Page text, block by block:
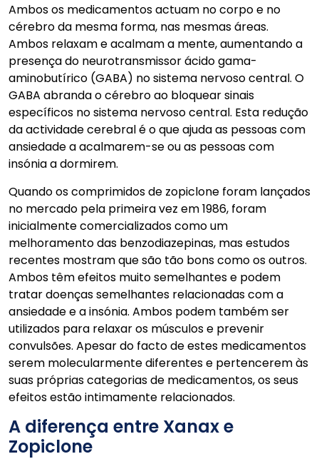
Ambos os medicamentos actuam no corpo e no
cérebro da mesma forma, nas mesmas áreas.
Ambos relaxam e acalmam a mente, aumentando a
presença do neurotransmissor ácido gama-
aminobutírico (GABA) no sistema nervoso central. O
GABA abranda o cérebro ao bloquear sinais
específicos no sistema nervoso central. Esta redução
da actividade cerebral é o que ajuda as pessoas com
ansiedade a acalmarem-se ou as pessoas com
insónia a dormirem.
Quando os comprimidos de zopiclone foram lançados
no mercado pela primeira vez em 1986, foram
inicialmente comercializados como um
melhoramento das benzodiazepinas, mas estudos
recentes mostram que são tão bons como os outros.
Ambos têm efeitos muito semelhantes e podem
tratar doenças semelhantes relacionadas com a
ansiedade e a insónia. Ambos podem também ser
utilizados para relaxar os músculos e prevenir
convulsões. Apesar do facto de estes medicamentos
serem molecularmente diferentes e pertencerem às
suas próprias categorias de medicamentos, os seus
efeitos estão intimamente relacionados.
A diferença entre Xanax e
Zopiclone